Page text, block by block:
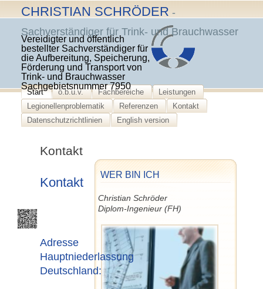
to
content
CHRISTIAN SCHRÖDER -
Sachverständiger für Trink- und Brauchwasser
Vereidigter und öffentlich
bestellter Sachverständiger für
die Aufbereitung, Speicherung,
Förderung und Transport von
Trink- und Brauchwasser
Sachgebietsnummer 7950
Start ö.b.u.v. Fachbereiche
Leistungen
Legionellenproblematik
Referenzen
Kontakt
Datenschutzrichtlinien
English version
WER BIN ICH
Christian Schröder
Diplom-Ingenieur (FH)
Kontakt
Kontakt
Adresse
Hauptniederlassung
Deutschland: